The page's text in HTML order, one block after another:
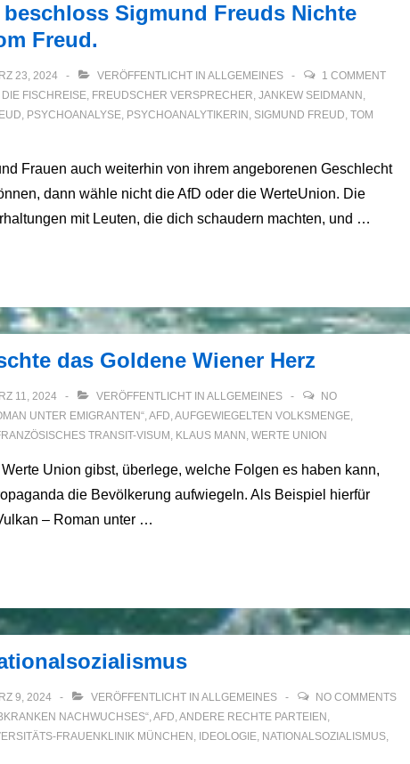
Sigmund Freuds Nichte
Freud.
23, 2024 VERÖFFENTLICHT IN ALLGEMEINES
1 COMMENT
DIE FISCHREISE, FREUDSCHER VERSPRECHER, JANKEW SEIDMANN ,
, PSYCHOANALYSE, PSYCHOANALYTIKERIN , SIGMUND FREUD, TOM
Frauen auch weiterhin von ihrem angeborenen Geschlecht
dann wähle nicht die AfD oder die WerteUnion. Die
mit Leuten, die dich schaudern machten, und …
das Goldene Wiener Herz
11, 2024 VERÖFFENTLICHT IN ALLGEMEINES
NO
UNTER EMIGRANTEN“,AFD,AUFGEWIEGELTEN VOLKSMENGE,
TRANSIT-VISUM , KLAUS MANN , WERTE UNION
Union gibst, überlege, welche Folgen es haben kann,
die Bevölkerung aufwiegeln. Als Beispiel hierfür
– Roman unter …
9, 2024 VERÖFFENTLICHT IN ALLGEMEINES
NO COMMENTS
NACHWUCHSES“,AFD,ANDERE RECHTE PARTEIEN ,
FRAUENKLINIK MÜNCHEN , IDEOLOGIE, NATIONALSOZIALISMUS,